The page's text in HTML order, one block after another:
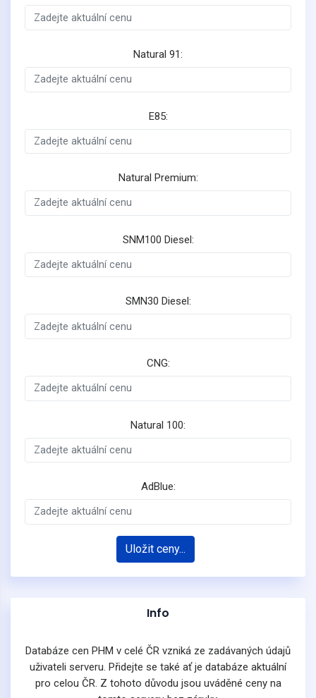
Natural 91:
E85:
Natural Premium:
SNM100 Diesel:
SMN30 Diesel:
CNG:
Natural 100:
AdBlue:
Uložit ceny...
Info
Databáze cen PHM v celé ČR vzniká ze zadávaných údajů
uživateli serveru. Přidejte se také ať je databáze aktuální
pro celou ČR. Z tohoto důvodu jsou uváděné ceny na